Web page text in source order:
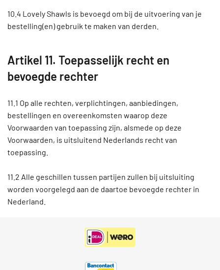
10.4 Lovely Shawls is bevoegd om bij de uitvoering van je
bestelling(en) gebruik te maken van derden.
Artikel 11. Toepasselijk recht en
bevoegde rechter
11.1 Op alle rechten, verplichtingen, aanbiedingen,
bestellingen en overeenkomsten waarop deze
Voorwaarden van toepassing zijn, alsmede op deze
Voorwaarden, is uitsluitend Nederlands recht van
toepassing.
11.2 Alle geschillen tussen partijen zullen bij uitsluiting
worden voorgelegd aan de daartoe bevoegde rechter in
Nederland.